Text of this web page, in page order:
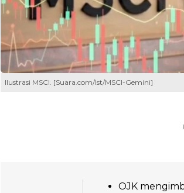
Ilustrasi MSCI. [Suara.com/Ist/MSCI-Gemini]
OJK